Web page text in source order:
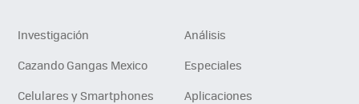
Investigación
Análisis
Cazando Gangas Mexico
Especiales
Celulares y Smartphones
Aplicaciones